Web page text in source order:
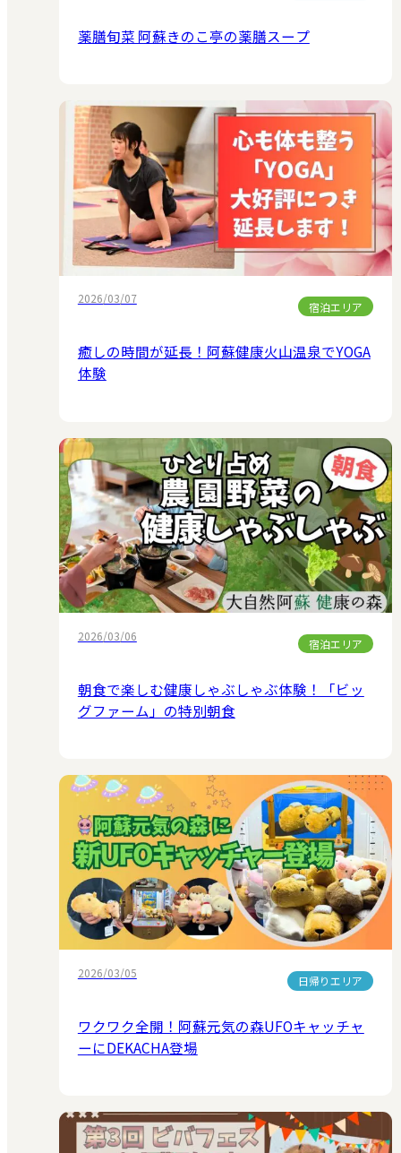
薬膳旬菜 阿蘇きのこ亭の薬膳スープ
2026/03/07
宿泊エリア
癒しの時間が延長！阿蘇健康火山温泉でYOGA
体験
2026/03/06
宿泊エリア
朝食で楽しむ健康しゃぶしゃぶ体験！「ビッ
グファーム」の特別朝食
2026/03/05
日帰りエリア
ワクワク全開！阿蘇元気の森UFOキャッチャ
ーにDEKACHA登場